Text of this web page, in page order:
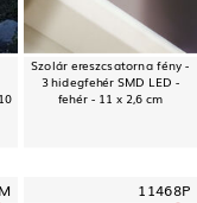
Szolár ereszcsatorna fény -
3 hidegfehér SMD LED -
fehér - 11 x 2,6 cm
11468P